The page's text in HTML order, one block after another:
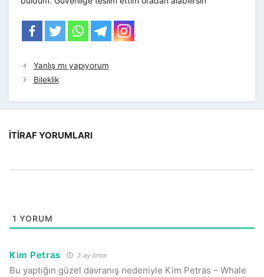
Yanlış mı yapıyorum
Bileklik
İTIRAF YORUMLARI
1 YORUM
Kim Petras 2 ay önce
Bu yaptığın güzel davranış nedeniyle Kim Petras – Whale